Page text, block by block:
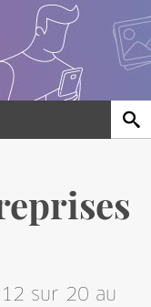
sur 20 au